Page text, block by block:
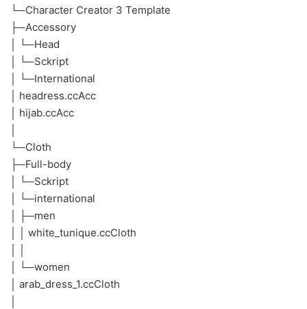
└─Character Creator 3 Template
├─Accessory
│ └─Head
│ └─Sckript
│ └─International
│ headress.ccAcc
│ hijab.ccAcc
└─Cloth
├─Full-body
│ └─Sckript
│ └─international
│ ├─men
│ │ white_tunique.ccCloth
│ └─women
│ arab_dress_1.ccCloth